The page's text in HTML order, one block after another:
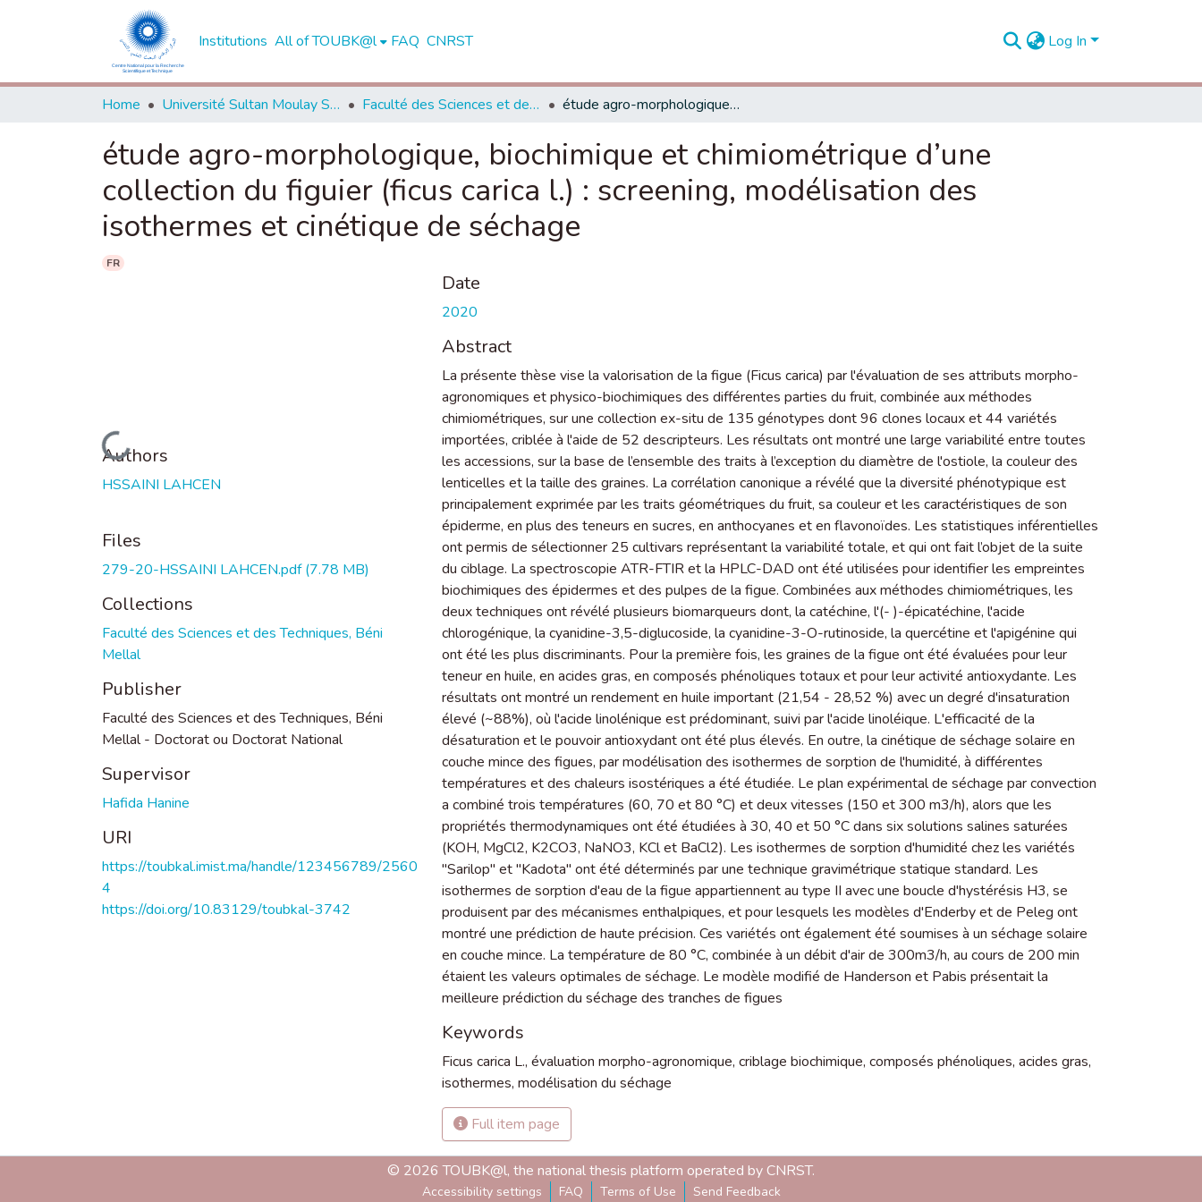
Institutions All of TOUBK@l FAQ CNRST Log In
Home Université Sultan Moulay Slimane - Béni Mellal Faculté des Sciences et des Techniques, Béni Mellal étude agro-morphologique, biochimique et chimiométrique d’une collection du figuier (ficus carica l.) : screening, modélisation des isothermes et cinétique de séchage
étude agro-morphologique, biochimique et chimiométrique d’une
collection du figuier (ficus carica l.) : screening, modélisation des
isothermes et cinétique de séchage
FR
Loading...
Authors
HSSAINI LAHCEN
Files
279-20-HSSAINI LAHCEN.pdf(7.78 MB)
Collections
Faculté des Sciences et des Techniques, Béni
Mellal
Publisher
Faculté des Sciences et des Techniques, Béni
Mellal - Doctorat ou Doctorat National
Supervisor
Hafida Hanine
URI
https://toubkal.imist.ma/handle/123456789/2560
4
https://doi.org/10.83129/toubkal-3742
Date
2020
Abstract
La présente thèse vise la valorisation de la figue (Ficus carica) par l'évaluation de ses attributs morpho-
agronomiques et physico-biochimiques des différentes parties du fruit, combinée aux méthodes
chimiométriques, sur une collection ex-situ de 135 génotypes dont 96 clones locaux et 44 variétés
importées, criblée à l'aide de 52 descripteurs. Les résultats ont montré une large variabilité entre toutes
les accessions, sur la base de l’ensemble des traits à l’exception du diamètre de l'ostiole, la couleur des
lenticelles et la taille des graines. La corrélation canonique a révélé que la diversité phénotypique est
principalement exprimée par les traits géométriques du fruit, sa couleur et les caractéristiques de son
épiderme, en plus des teneurs en sucres, en anthocyanes et en flavonoïdes. Les statistiques inférentielles
ont permis de sélectionner 25 cultivars représentant la variabilité totale, et qui ont fait l’objet de la suite
du ciblage. La spectroscopie ATR-FTIR et la HPLC-DAD ont été utilisées pour identifier les empreintes
biochimiques des épidermes et des pulpes de la figue. Combinées aux méthodes chimiométriques, les
deux techniques ont révélé plusieurs biomarqueurs dont, la catéchine, l'(- )-épicatéchine, l'acide
chlorogénique, la cyanidine-3,5-diglucoside, la cyanidine-3-O-rutinoside, la quercétine et l'apigénine qui
ont été les plus discriminants. Pour la première fois, les graines de la figue ont été évaluées pour leur
teneur en huile, en acides gras, en composés phénoliques totaux et pour leur activité antioxydante. Les
résultats ont montré un rendement en huile important (21,54 - 28,52 %) avec un degré d'insaturation
élevé (~88%), où l'acide linolénique est prédominant, suivi par l'acide linoléique. L'efficacité de la
désaturation et le pouvoir antioxydant ont été plus élevés. En outre, la cinétique de séchage solaire en
couche mince des figues, par modélisation des isothermes de sorption de l'humidité, à différentes
températures et des chaleurs isostériques a été étudiée. Le plan expérimental de séchage par convection
a combiné trois températures (60, 70 et 80 °C) et deux vitesses (150 et 300 m3/h), alors que les
propriétés thermodynamiques ont été étudiées à 30, 40 et 50 °C dans six solutions salines saturées
(KOH, MgCl2, K2CO3, NaNO3, KCl et BaCl2). Les isothermes de sorption d'humidité chez les variétés
''Sarilop'' et ''Kadota'' ont été déterminés par une technique gravimétrique statique standard. Les
isothermes de sorption d'eau de la figue appartiennent au type II avec une boucle d'hystérésis H3, se
produisent par des mécanismes enthalpiques, et pour lesquels les modèles d'Enderby et de Peleg ont
montré une prédiction de haute précision. Ces variétés ont également été soumises à un séchage solaire
en couche mince. La température de 80 °C, combinée à un débit d'air de 300m3/h, au cours de 200 min
étaient les valeurs optimales de séchage. Le modèle modifié de Handerson et Pabis présentait la
meilleure prédiction du séchage des tranches de figues
Keywords
Ficus carica L., évaluation morpho-agronomique, criblage biochimique, composés phénoliques, acides gras,
isothermes, modélisation du séchage
Full item page
© 2026 TOUBK@l, the national thesis platform operated by CNRST.
Accessibility settings FAQ Terms of Use Send Feedback